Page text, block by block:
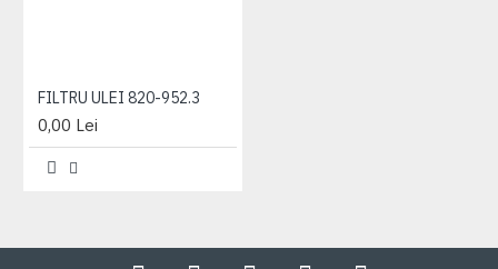
FILTRU ULEI 820-952.3
0,00 Lei